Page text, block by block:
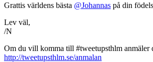
Grattis världens bästa @Johannas på din
Lev väl,
/N
Om du vill komma till #tweetupsthlm anmäler
http://tweetupsthlm.se/anmalan